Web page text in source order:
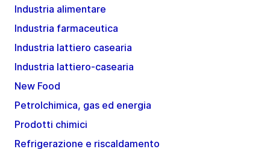
Industria alimentare
Industria farmaceutica
Industria lattiero casearia
Industria lattiero-casearia
New Food
Petrolchimica, gas ed energia
Prodotti chimici
Refrigerazione e riscaldamento